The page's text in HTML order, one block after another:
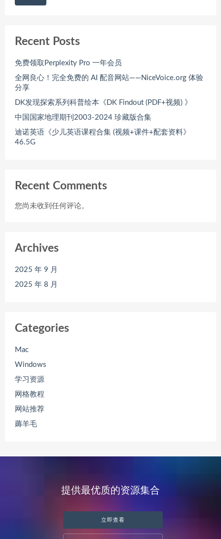
Recent Posts
免费领取Perplexity Pro 一年会员
全网良心！完全免费的 AI 配音网站——NiceVoice.org 体验
分享
DK发现探索系列科普绘本《DK Findout (PDF+视频) 》
中国国家地理期刊2003-2024 珍藏版合集
迪诺英语《少儿英语课程合集 (视频+课件+配套资料》
46.5G
Recent Comments
您尚未收到任何评论。
Archives
2025 年 9 月
2025 年 8 月
Categories
Mac
Windows
学习资源
网格教程
网站推荐
薅羊毛
提供最优质的资源集合
立即查看